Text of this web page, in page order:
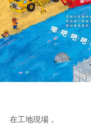
在工地現場，